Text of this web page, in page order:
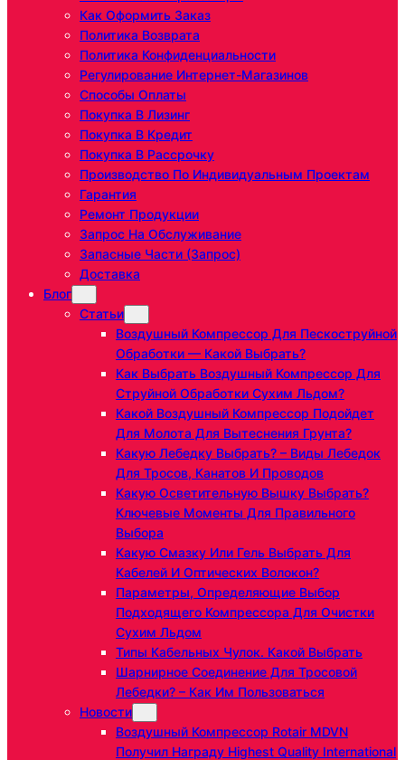
Как Оформить Заказ
Политика Возврата
Политика Конфиденциальности
Регулирование Интернет-Магазинов
Способы Оплаты
Покупка В Лизинг
Покупка В Кредит
Покупка В Рассрочку
Производство По Индивидуальным Проектам
Гарантия
Ремонт Продукции
Запрос На Обслуживание
Запасные Части (запрос)
Доставка
Блог
Статьи
Воздушный Компрессор Для Пескоструйной
Обработки — Какой Выбрать?
Как Выбрать Воздушный Компрессор Для
Струйной Обработки Сухим Льдом?
Какой Воздушный Компрессор Подойдет
Для Молота Для Вытеснения Грунта?
Какую Лебедку Выбрать? – Виды Лебедок
Для Тросов, Канатов И Проводов
Какую Осветительную Вышку Выбрать?
Ключевые Моменты Для Правильного
Выбора
Какую Смазку Или Гель Выбрать Для
Кабелей И Оптических Волокон?
Параметры, Определяющие Выбор
Подходящего Компрессора Для Очистки
Сухим Льдом
Типы Кабельных Чулок. Какой Выбрать
Шарнирное Соединение Для Тросовой
Лебедки? – Как Им Пользоваться
Новости
Воздушный Компрессор Rotair MDVN
Получил Награду Highest Quality International